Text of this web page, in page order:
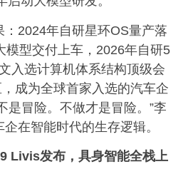
：2024年自研星环OS量产落
模型交付上车，2026年自研5
入选计算机体系结构顶级会
成为全球首家入选的汽车企
是冒险。不做才是冒险。”李
在智能时代的生存逻辑。
Livis发布，具身智能全栈上